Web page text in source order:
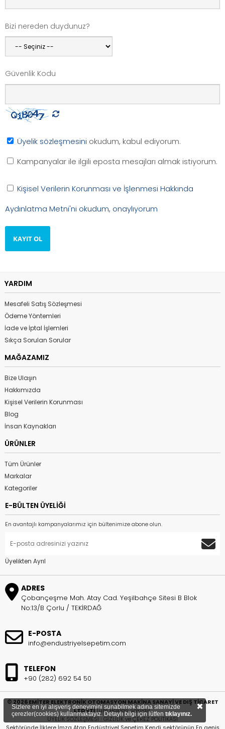
Bizi nereden duydunuz?
Güvenlik Kodu
Üyelik sözleşmesini okudum, kabul ediyorum.
Kampanyalar ile ilgili eposta mesajları almak istiyorum.
Kişisel Verilerin Korunması ve İşlenmesi Hakkında
Aydınlatma Metni'ni okudum, onaylıyorum
KAYIT OL
YARDIM
Mesafeli Satış Sözleşmesi
Ödeme Yöntemleri
İade ve İptal İşlemleri
Sıkça Sorulan Sorular
MAĞAZAMIZ
Bize Ulaşın
Hakkımızda
Kişisel Verilerin Korunması
Blog
İnsan Kaynakları
ÜRÜNLER
Tüm Ürünler
Markalar
Kategoriler
E-BÜLTEN ÜYELİĞİ
En avantajlı kampanyalarımız için bültenimize abone olun.
Üyelikten Ayrıl
ADRES
Çobançeşme Mah. Atay Cad. Yeşilbahçe Sitesi B Blok
No:13/B Çorlu / TEKİRDAĞ
E-POSTA
info@endustriyelsepetim.com
TELEFON
+90 (282) 692 54 50
© 2026 EMİTER ELEKTRONİK OTOMASYON MAKİNA SANAYİ VE DIŞ TİCARET
LTD ŞTİTüm Hakları Saklıdır.
ÜYELİK SÖZLEŞMESİ
GİZLİLİK ve ÇEREZ POLİTİKASI
Sizlere en iyi alışveriş deneyimini sunabilmek adına sitemizde
çerezler(cookies) kullanmaktayız. Detaylı bilgi için lütfen tıklayınız. ×